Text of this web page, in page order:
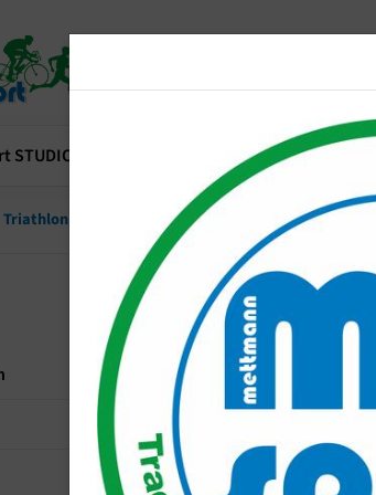
STUDIO Unser Verein
Triathlon
Triathlon
Aktuelles von den